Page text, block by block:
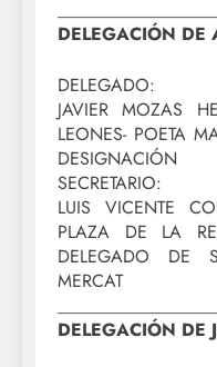
DELEGACIÓN DE
DELEGADO:
JAVIER MOZAS
LEONES- POETA
DESIGNACIÓN
SECRETARIO:
LUIS VICENTE
PLAZA DE LA
DELEGADO DE
MERCAT
DELEGACIÓN DE